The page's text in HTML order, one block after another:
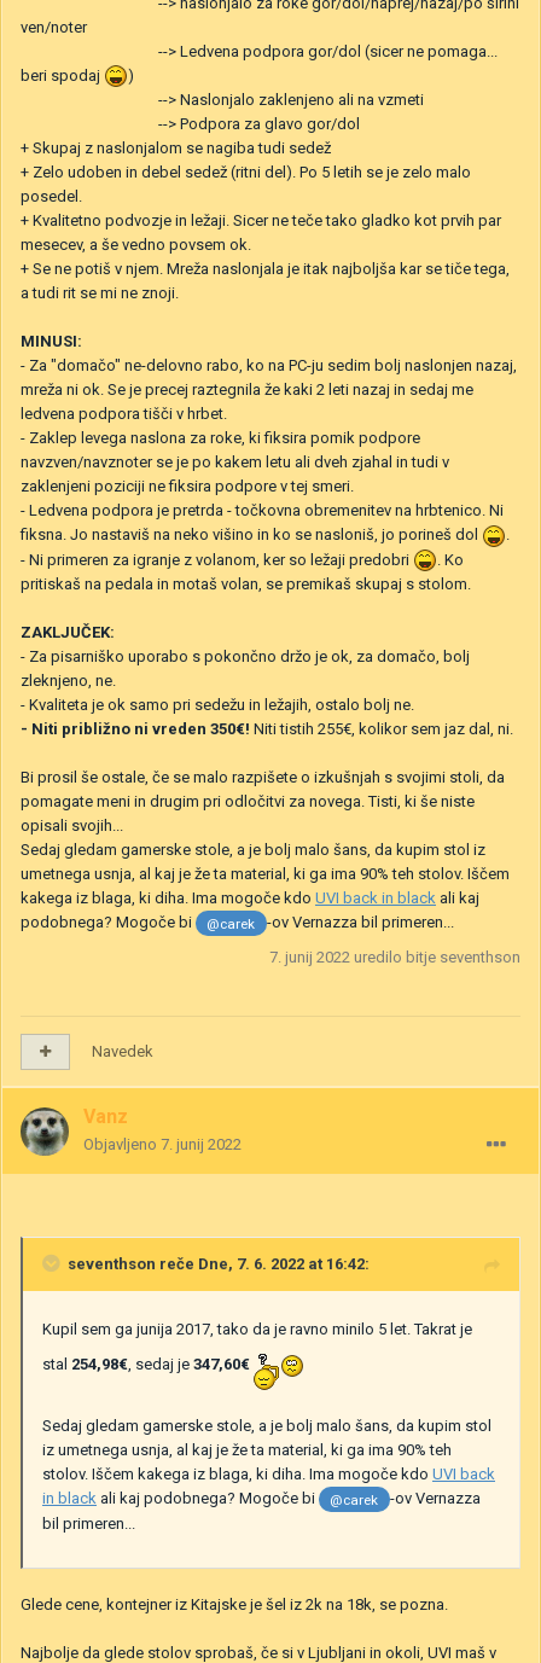
ven/noter
--> Ledvena podpora gor/dol (sicer ne pomaga...
beri spodaj
)
--> Naslonjalo zaklenjeno ali na vzmeti
--> Podpora za glavo gor/dol
+ Skupaj z naslonjalom se nagiba tudi sedež
+ Zelo udoben in debel sedež (ritni del). Po 5 letih se je zelo malo
posedel.
+ Kvalitetno podvozje in ležaji. Sicer ne teče tako gladko kot prvih par
mesecev, a še vedno povsem ok.
+ Se ne potiš v njem. Mreža naslonjala je itak najboljša kar se tiče tega,
a tudi rit se mi ne znoji.
MINUSI:
- Za "domačo" ne-delovno rabo, ko na PC-ju sedim bolj naslonjen nazaj,
mreža ni ok. Se je precej raztegnila že kaki 2 leti nazaj in sedaj me
ledvena podpora tišči v hrbet.
- Zaklep levega naslona za roke, ki fiksira pomik podpore
navzven/navznoter se je po kakem letu ali dveh zjahal in tudi v
zaklenjeni poziciji ne fiksira podpore v tej smeri.
- Ledvena podpora je pretrda - točkovna obremenitev na hrbtenico. Ni
fiksna. Jo nastaviš na neko višino in ko se nasloniš, jo porineš dol
.
- Ni primeren za igranje z volanom, ker so ležaji predobri
. Ko
pritiskaš na pedala in motaš volan, se premikaš skupaj s stolom.
ZAKLJUČEK:
- Za pisarniško uporabo s pokončno držo je ok, za domačo, bolj
zleknjeno, ne.
- Kvaliteta je ok samo pri sedežu in ležajih, ostalo bolj ne.
- Niti približno ni vreden 350€! Niti tistih 255€, kolikor sem jaz dal, ni.
Bi prosil še ostale, če se malo razpišete o izkušnjah s svojimi stoli, da
pomagate meni in drugim pri odločitvi za novega. Tisti, ki še niste
opisali svojih...
Sedaj gledam gamerske stole, a je bolj malo šans, da kupim stol iz
umetnega usnja, al kaj je že ta material, ki ga ima 90% teh stolov. Iščem
kakega iz blaga, ki diha. Ima mogoče kdo UVI back in black ali kaj
podobnega? Mogoče bi
@carek
-ov Vernazza bil primeren...
7. junij 2022 uredilo bitje seventhson
Navedek
Vanz
Objavljeno 7. junij 2022
seventhson reče Dne, 7. 6. 2022 at 16:42:
Kupil sem ga junija 2017, tako da je ravno minilo 5 let. Takrat je
stal 254,98€, sedaj je 347,60€
Sedaj gledam gamerske stole, a je bolj malo šans, da kupim stol
iz umetnega usnja, al kaj je že ta material, ki ga ima 90% teh
stolov. Iščem kakega iz blaga, ki diha. Ima mogoče kdo UVI back
in black ali kaj podobnega? Mogoče bi @carek
-ov Vernazza
bil primeren...
Glede cene, kontejner iz Kitajske je šel iz 2k na 18k, se pozna.
Najbolje da glede stolov sprobaš, če si v Ljubljani in okoli, UVI maš v